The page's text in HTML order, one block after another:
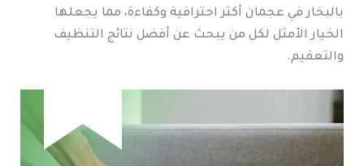
بالبخار في عجمان أكثر احترافية وكفاءة، مما يجعلها
الخيار الأمثل لكل من يبحث عن أفضل نتائج التنظيف
والتعقيم.